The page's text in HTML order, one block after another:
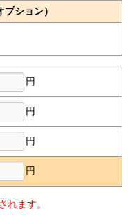
ション）
円
円
円
円
れます。